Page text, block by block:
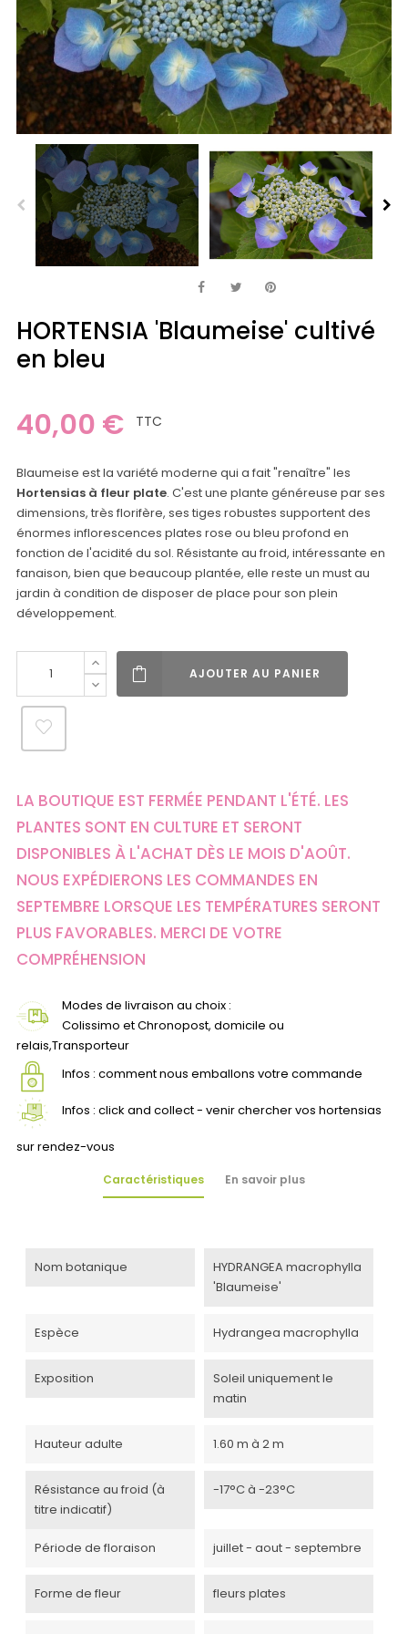
HORTENSIA 'Blaumeise' cultivé
en bleu
40,00 € TTC
Blaumeise est la variété moderne qui a fait "renaître" les
Hortensias à fleur plate. C'est une plante généreuse par ses
dimensions, très florifère, ses tiges robustes supportent des
énormes inflorescences plates rose ou bleu profond en
fonction de l'acidité du sol. Résistante au froid, intéressante en
fanaison, bien que beaucoup plantée, elle reste un must au
jardin à condition de disposer de place pour son plein
développement.
AJOUTER AU PANIER
LA BOUTIQUE EST FERMÉE PENDANT L'ÉTÉ. LES
PLANTES SONT EN CULTURE ET SERONT
DISPONIBLES À L'ACHAT DÈS LE MOIS D'AOÛT.
NOUS EXPÉDIERONS LES COMMANDES EN
SEPTEMBRE LORSQUE LES TEMPÉRATURES SERONT
PLUS FAVORABLES. MERCI DE VOTRE
COMPRÉHENSION
Modes de livraison au choix :
Colissimo et Chronopost, domicile ou
relais,Transporteur
Infos : comment nous emballons votre commande
Infos : click and collect - venir chercher vos hortensias
sur rendez-vous
Caractéristiques En savoir plus
Nom botanique
HYDRANGEA macrophylla
'Blaumeise'
Espèce Hydrangea macrophylla
Exposition
Soleil uniquement le
matin
Hauteur adulte 1.60 m à 2 m
Résistance au froid (à
titre indicatif)
-17°C à -23°C
Période de floraison juillet - aout - septembre
Forme de fleur fleurs plates